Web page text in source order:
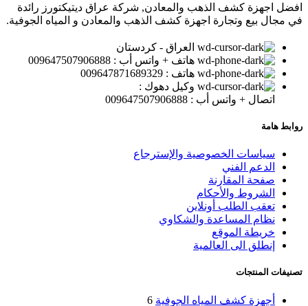
افضل اجهزة كشف الذهب والمعادن, شركة عراق ديتيكتورز رائدة
في مجال بيع وتجارة اجهزة كشف الذهب والمعادن و المياه الجوفية.
العراق - كردستان
هاتف + واتس أب : 009647507906888
هاتف : 009647871689329
وكيل دهوك :
اتصال + واتس أب : 009647507906888
روابط هامة
سياسات الخصوصية والإسترجاع
الدعم الفني
صفحة المقارنة
الشروط والأحكام
تعقب الطلب أونلاين
نظام المساعدة والشكاوي
خريطة الموقع
إنطلق الى العالمية
تصنيفات المنتجات
أجهزة كشف المياه الجوفية 6